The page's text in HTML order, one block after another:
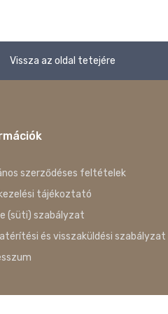
Vissza az oldal tetejére
szerződéses feltételek
tájékoztató
(süti) szabályzat
és visszaküldési szabályzat